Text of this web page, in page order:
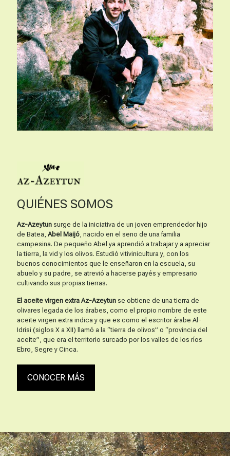
QUIÉNES SOMOS
Az-Azeytun surge de la iniciativa de un joven emprendedor hijo
de Batea, Abel Maijó, nacido en el seno de una familia
campesina. De pequeño Abel ya aprendió a trabajar y a apreciar
la tierra, la vid y los olivos. Estudió vitivinicultura y, con los
buenos conocimientos que le enseñaron en la escuela, su
abuelo y su padre, se atrevió a hacerse payés y empresario
cultivando sus propias tierras.
El aceite virgen extra Az-Azeytun se obtiene de una tierra de
olivares legada de los árabes, como el propio nombre de este
aceite virgen extra indica y que es como el escritor árabe Al-
Idrisi (siglos X a XII) llamó a la “tierra de olivos” o “provincia del
aceite”, que era el territorio surcado por los valles de los ríos
Ebro, Segre y Cinca.
CONOCER MÁS